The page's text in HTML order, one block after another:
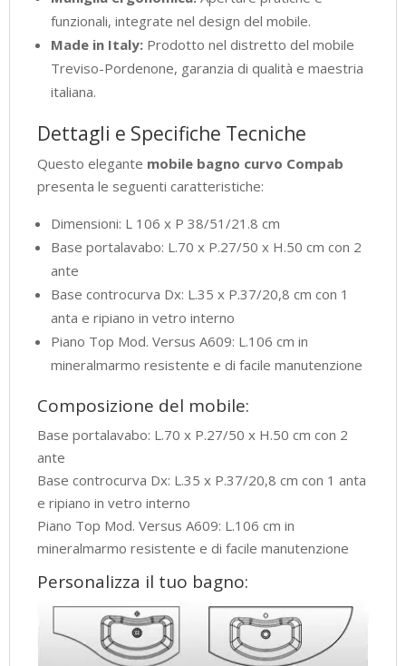
funzionali, integrate nel design del mobile.
Made in Italy: Prodotto nel distretto del mobile
Treviso-Pordenone, garanzia di qualità e maestria
italiana.
Dettagli e Specifiche Tecniche
Questo elegante mobile bagno curvo Compab
presenta le seguenti caratteristiche:
Dimensioni: L 106 x P 38/51/21.8 cm
Base portalavabo: L.70 x P.27/50 x H.50 cm con 2
ante
Base controcurva Dx: L.35 x P.37/20,8 cm con 1
anta e ripiano in vetro interno
Piano Top Mod. Versus A609: L.106 cm in
mineralmarmo resistente e di facile manutenzione
Composizione del mobile:
Base portalavabo: L.70 x P.27/50 x H.50 cm con 2
ante
Base controcurva Dx: L.35 x P.37/20,8 cm con 1 anta
e ripiano in vetro interno
Piano Top Mod. Versus A609: L.106 cm in
mineralmarmo resistente e di facile manutenzione
Personalizza il tuo bagno: